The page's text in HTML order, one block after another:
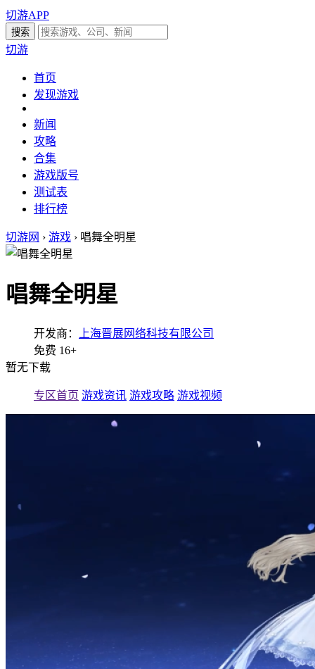
切游APP
切游
首页
发现游戏
新闻
攻略
合集
游戏版号
测试表
排行榜
切游网 › 游戏 › 唱舞全明星
唱舞全明星
开发商：
上海晋展网络科技有限公司
免费 16+
暂无下载
专区首页 游戏资讯 游戏攻略 游戏视频